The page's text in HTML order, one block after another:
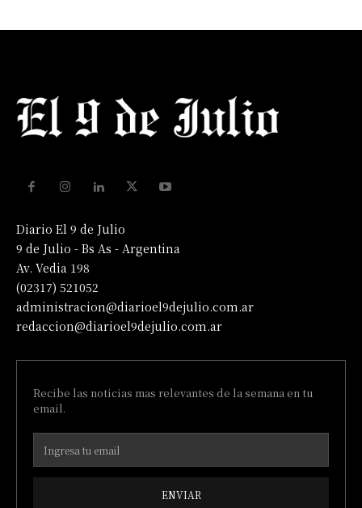
Diario El 9 de Julio
9 de Julio - Bs As - Argentina
Av. Vedia 198
(02317) 521052
administracion@diarioel9dejulio.com.ar
redaccion@diarioel9dejulio.com.ar
Recibe las noticias mas relevantes de la semana en tu
email.
ENVIAR